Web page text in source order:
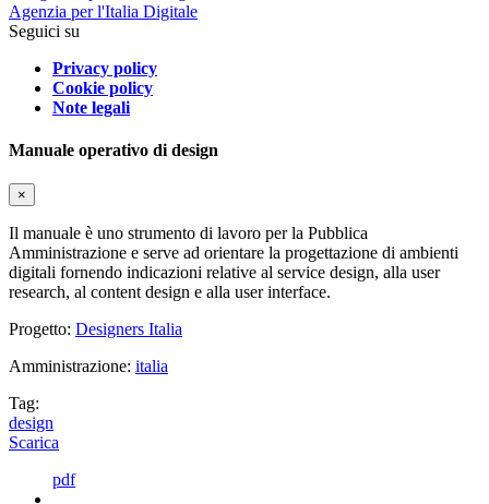
Agenzia per l'Italia Digitale
Seguici su
Privacy policy
Cookie policy
Note legali
Manuale operativo di design
×
Il manuale è uno strumento di lavoro per la Pubblica
Amministrazione e serve ad orientare la progettazione di ambienti
digitali fornendo indicazioni relative al service design, alla user
research, al content design e alla user interface.
Progetto: Designers Italia
Amministrazione: italia
Tag:
design
Scarica
pdf